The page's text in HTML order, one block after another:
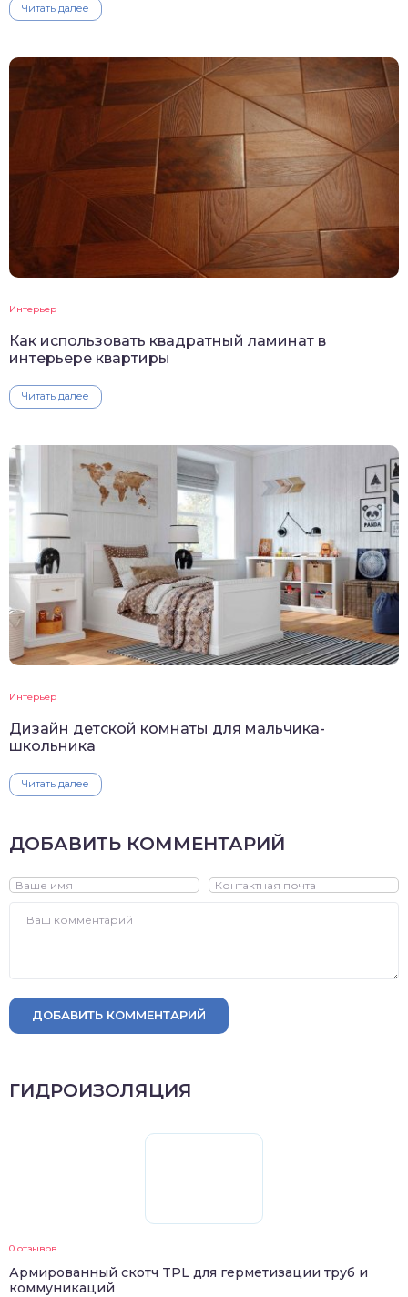
Читать далее
Интерьер
Как использовать квадратный ламинат в
интерьере квартиры
Читать далее
Интерьер
Дизайн детской комнаты для мальчика-
школьника
Читать далее
ДОБАВИТЬ КОММЕНТАРИЙ
ДОБАВИТЬ КОММЕНТАРИЙ
ГИДРОИЗОЛЯЦИЯ
0 отзывов
Армированный скотч TPL для герметизации труб и
коммуникаций